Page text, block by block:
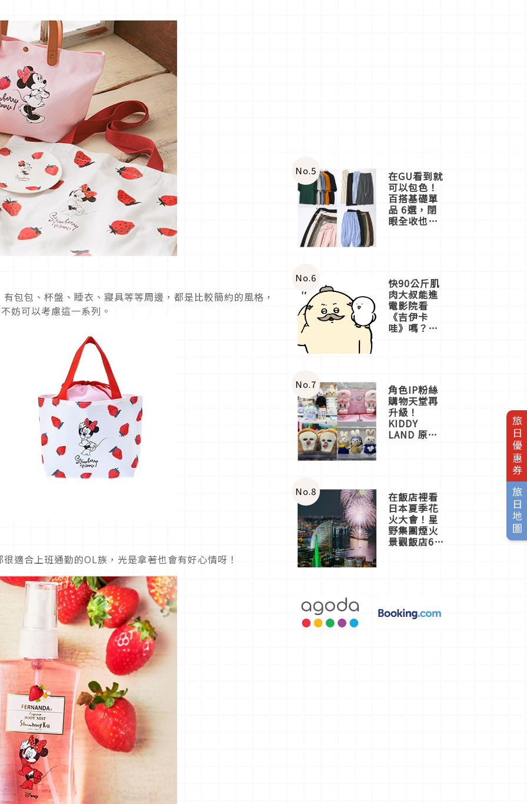
旅日優惠券
旅日地圖
包包、杯盤、睡衣、寢具等等周邊，都是比較簡約的風格，
妨可以考慮這一系列。
適合上班通勤的OL族，光是拿著也會有好心情呀！
No.5 在GU看到就
可以包色！
百搭基礎單
品 6選，閉
眼全收也不
No.6 快90公斤肌
肉大叔能進
電影院看
《吉伊卡
哇》嗎？日
一同給出了
答案
No.7 角色IP粉絲
購物天堂再
升級！
KIDDY
LAND 原宿
店3分即達
No.8 在飯店裡看
日本夏季花
火大會！星
野集團煙火
景觀飯店6